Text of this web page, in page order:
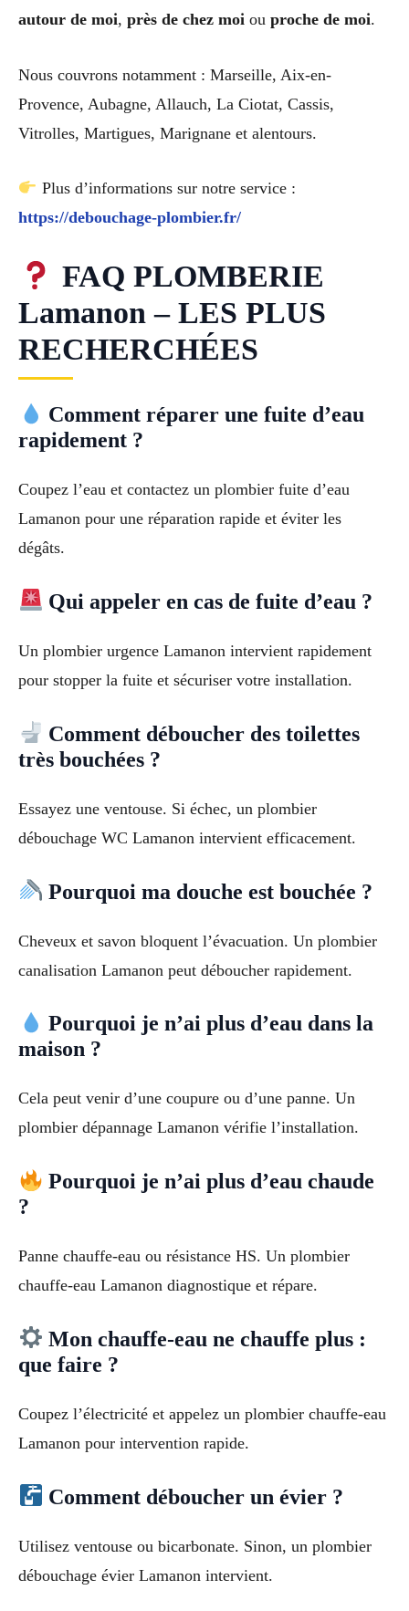
autour de moi, près de chez moi ou proche de moi.
Nous couvrons notamment : Marseille, Aix-en-
Provence, Aubagne, Allauch, La Ciotat, Cassis,
Vitrolles, Martigues, Marignane et alentours.
Plus d’informations sur notre service :
https://debouchage-plombier.fr/
FAQ PLOMBERIE
Lamanon – LES PLUS
RECHERCHÉES
Comment réparer une fuite d’eau
rapidement ?
Coupez l’eau et contactez un plombier fuite d’eau
Lamanon pour une réparation rapide et éviter les
dégâts.
Qui appeler en cas de fuite d’eau ?
Un plombier urgence Lamanon intervient rapidement
pour stopper la fuite et sécuriser votre installation.
Comment déboucher des toilettes
très bouchées ?
Essayez une ventouse. Si échec, un plombier
débouchage WC Lamanon intervient efficacement.
Pourquoi ma douche est bouchée ?
Cheveux et savon bloquent l’évacuation. Un plombier
canalisation Lamanon peut déboucher rapidement.
Pourquoi je n’ai plus d’eau dans la
maison ?
Cela peut venir d’une coupure ou d’une panne. Un
plombier dépannage Lamanon vérifie l’installation.
Pourquoi je n’ai plus d’eau chaude
?
Panne chauffe-eau ou résistance HS. Un plombier
chauffe-eau Lamanon diagnostique et répare.
Mon chauffe-eau ne chauffe plus :
que faire ?
Coupez l’électricité et appelez un plombier chauffe-eau
Lamanon pour intervention rapide.
Comment déboucher un évier ?
Utilisez ventouse ou bicarbonate. Sinon, un plombier
débouchage évier Lamanon intervient.